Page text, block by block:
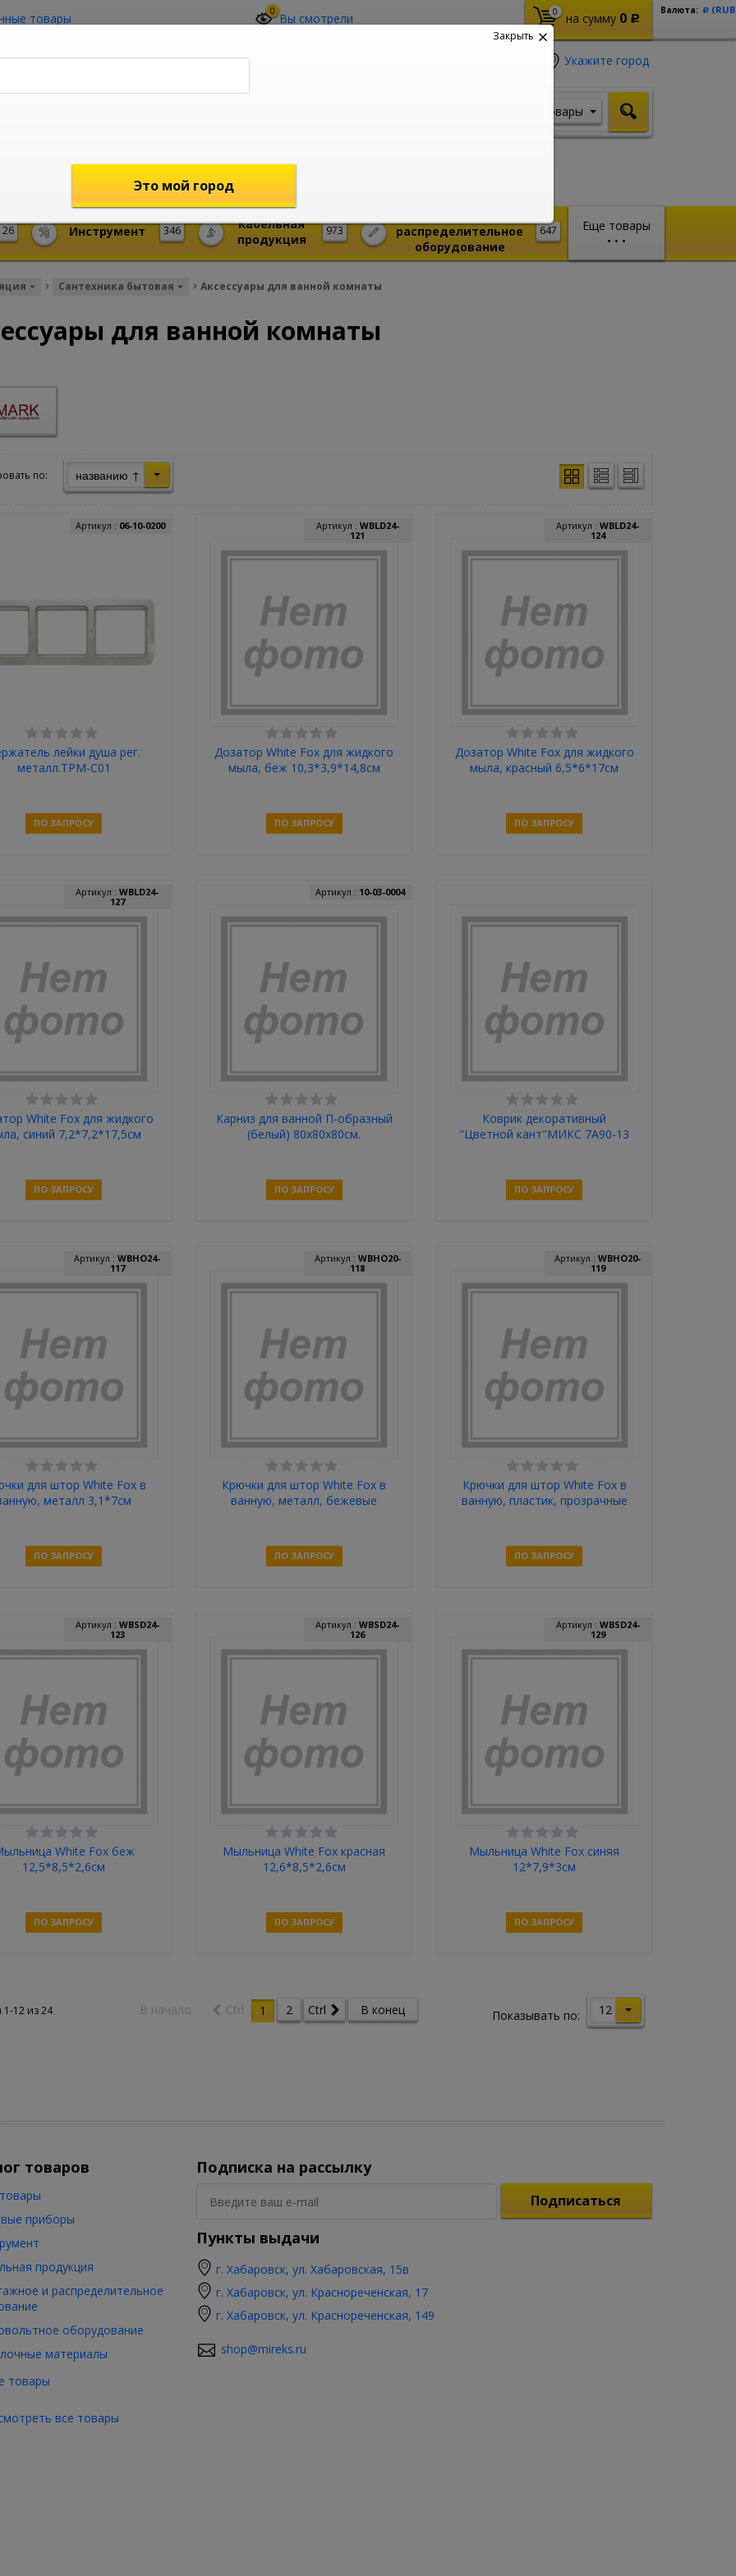
товары 0 Вы смотрели 0 на сумму 0 Р
Валюта: Р
Укажите город
shop@mireks.ru
Товары
Еще товары
• • •
26 346
Инструмент 973
Кабельная
продукция
647
распределительное
оборудование
Сантехника бытовая Аксессуары для ванной комнаты
для ванной комнаты
по: названию ↑
лейки душа рег.
металл.TPM-C01
Артикул : 06-10-0200
ПО ЗАПРОСУ
Дозатор White Fox для жидкого
мыла, беж 10,3*3,9*14,8см
Артикул : WBLD24-
121
ПО ЗАПРОСУ
Дозатор White Fox для жидкого
мыла, красный 6,5*6*17см
Артикул :WBLD24-
124
ПО ЗАПРОСУ
White Fox для жидкого
синий 7,2*7,2*17,5см
Артикул :WBLD24-
127
ПО ЗАПРОСУ
Карниз для ванной П-образный
(белый) 80х80х80см.
Артикул : 10-03-0004
ПО ЗАПРОСУ
Коврик декоративный
"Цветной кант"МИКС 7А90-13
ПО ЗАПРОСУ
для штор White Fox в
металл 3,1*7см
Артикул :WBHO24-
117
ПО ЗАПРОСУ
Крючки для штор White Fox в
ванную, металл, бежевые
Артикул : WBHO20-
118
ПО ЗАПРОСУ
Крючки для штор White Fox в
ванную, пластик, прозрачные
Артикул :WBHO20-
119
ПО ЗАПРОСУ
White Fox беж
12,5*8,5*2,6см
Артикул : WBSD24-
123
ПО ЗАПРОСУ
Мыльница White Fox красная
12,6*8,5*2,6см
Артикул :WBSD24-
126
ПО ЗАПРОСУ
Мыльница White Fox синяя
12*7,9*3см
Артикул : WBSD24-
129
ПО ЗАПРОСУ
Показывать по: 12
12 из24 В начало Ctrl 1 2 Ctrl В конец
товаров
товары
приборы
продукция
и распределительное
оборудование
материалы
все товары
Подписка на рассылку
Подписаться
Пункты выдачи
г. Хабаровск, ул. Хабаровская, 15в
г. Хабаровск, ул. Краснореченская, 17
г. Хабаровск, ул. Краснореченская, 149
shop@mireks.ru
Закрыть
Это мой город